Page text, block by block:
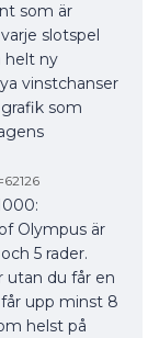
som är
slotspel
helt ny
vinstchanser
som
Olympus är
5 rader.
utan du får en
upp minst 8
helst på